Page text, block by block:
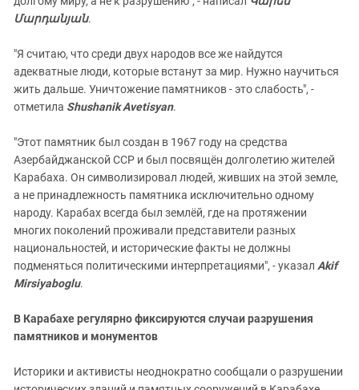
Մարդանյան.
"Я считаю, что среди двух народов все же найдутся
адекватные люди, которые встанут за мир. Нужно научиться
жить дальше. Уничтожение памятников - это слабость", -
отметила Shushanik Avetisyan.
"Этот памятник был создан в 1967 году на средства
Азербайджанской ССР и был посвящён долголетию жителей
Карабаха. Он символизировал людей, живших на этой земле,
а не принадлежность памятника исключительно одному
народу. Карабах всегда был землёй, где на протяжении
многих поколений проживали представители разных
национальностей, и исторические факты не должны
подменяться политическими интерпретациями", - указал Akif
Mirsiyaboglu.
В Карабахе регулярно фиксируются случаи разрушения
памятников и монументов
Историки и активисты неоднократно сообщали о разрушении